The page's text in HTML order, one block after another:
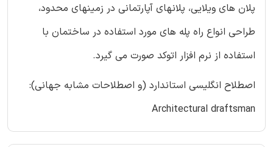
پلان های ویلایی، پلانهای آپارتمانی در زمینهای محدود،
طراحی انواع راه پله های مورد استفاده در ساختمان با
استفاده از نرم افزار اتوکد صورت می گیرد.
اصطلاح انگلیسی استاندارد (و اصطلاحات مشابه جهانی):
Architectural draftsman